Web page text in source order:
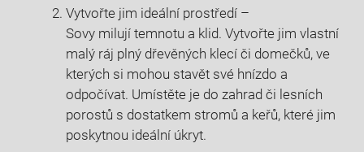
Vytvořte jim ideální prostředí –
Sovy milují temnotu‍ a‍ klid. Vytvořte‍ jim vlastní
malý ráj plný dřevěných klecí‌ či domečků, ve
kterých si mohou ‍stavět své hnízdo a
odpočívat. Umístěte je do zahrad či lesních
porostů ⁢s⁢ dostatkem stromů ⁤a keřů, které jim
poskytnou ideální úkryt.